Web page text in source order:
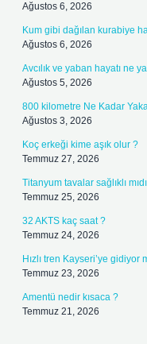
Ağustos 6, 2026
Kum gibi dağılan kurabiye
Ağustos 6, 2026
Avcılık ve yaban hayatı ne
Ağustos 5, 2026
800 kilometre Ne Kadar
Ağustos 3, 2026
Koç erkeği kime aşık olur ?
Temmuz 27, 2026
Titanyum tavalar sağlıklı
Temmuz 25, 2026
32 AKTS kaç saat ?
Temmuz 24, 2026
Hızlı tren Kayseri’ye gidiyor
Temmuz 23, 2026
Amentü nedir kısaca ?
Temmuz 21, 2026